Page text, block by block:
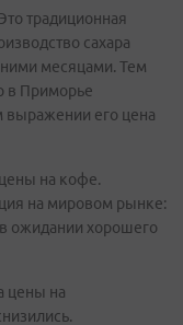
традиционная
сахара
месяцами. Тем
в Приморье
выражении его цена
на кофе.
на мировом рынке:
ожидании хорошего
цены на